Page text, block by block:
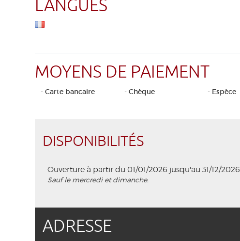
LANGUES
MOYENS DE PAIEMENT
- Carte bancaire - Chèque - Espèce
DISPONIBILITÉS
Ouverture à partir du 01/01/2026 jusqu'au 31/12/2026
Sauf le mercredi et dimanche.
ADRESSE